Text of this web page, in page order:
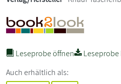
Leseprobe öffnen
Auch erhältlich als: